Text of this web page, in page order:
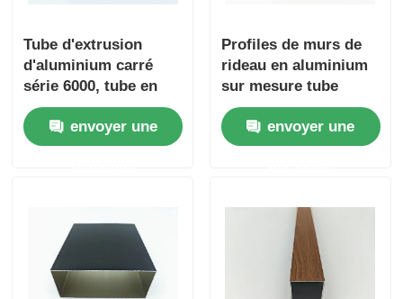
Profiles de garniture en aluminium
Profiles d'extrusion de dissipateur de chaleur en
Tube d'extrusion
d'aluminium carré
série 6000, tube en
aluminium épais
envoyer une
Profiles de murs de
rideau en aluminium
sur mesure tube
rectangulaire en
aluminium 6063
envoyer une